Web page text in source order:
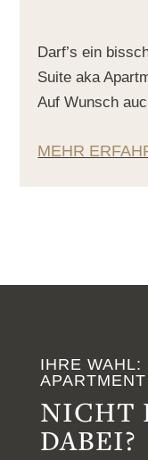
Darf’s ein
Suite aka
Auf Wunsch
MEHR
IHRE WAHL:
APARTMENT
NICHT
DABEI?